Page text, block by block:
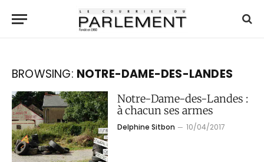
BROWSING: NOTRE-DAME-DES-LANDES
Notre-Dame-des-Landes :
à chacun ses armes
Delphine Sitbon 10/04/2017